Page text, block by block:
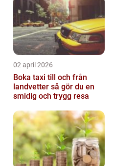
02 april 2026
Boka taxi till och från
landvetter så gör du en
smidig och trygg resa